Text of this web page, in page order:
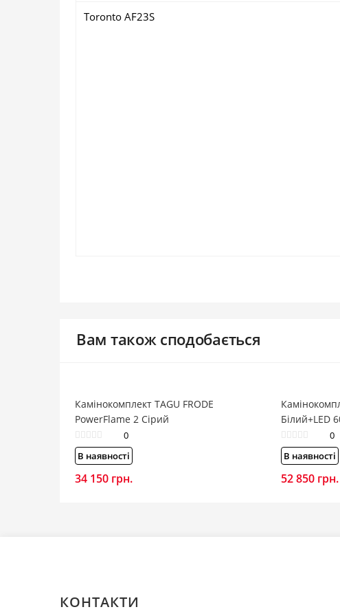
Toronto AF23S
Вам також сподобається
Камінокомплект TAGU FRODE
PowerFlame 2 Сірий
0
В наявності
34 150 грн.
Білий+LED
0
В наявності
52 850 грн.
КОНТАКТИ